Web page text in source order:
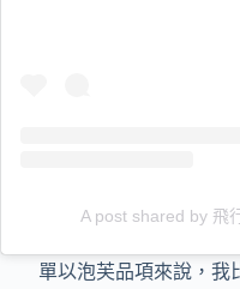
A post shared by 飛
單以泡芙品項來說，我